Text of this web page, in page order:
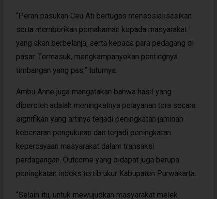
“Peran pasukan Ceu Ati bertugas mensosialisasikan
serta memberikan pemahaman kepada masyarakat
yang akan berbelanja, serta kepada para pedagang di
pasar. Termasuk, mengkampanyekan pentingnya
timbangan yang pas,” tuturnya.
Ambu Anne juga mangatakan bahwa hasil yang
diperoleh adalah meningkatnya pelayanan tera secara
signifikan yang artinya terjadi peningkatan jaminan
kebenaran pengukuran dan terjadi peningkatan
kepercayaan masyarakat dalam transaksi
perdagangan. Outcome yang didapat juga berupa
peningkatan indeks tertib ukur Kabupaten Purwakarta.
“Selain itu, untuk mewujudkan masyarakat melek